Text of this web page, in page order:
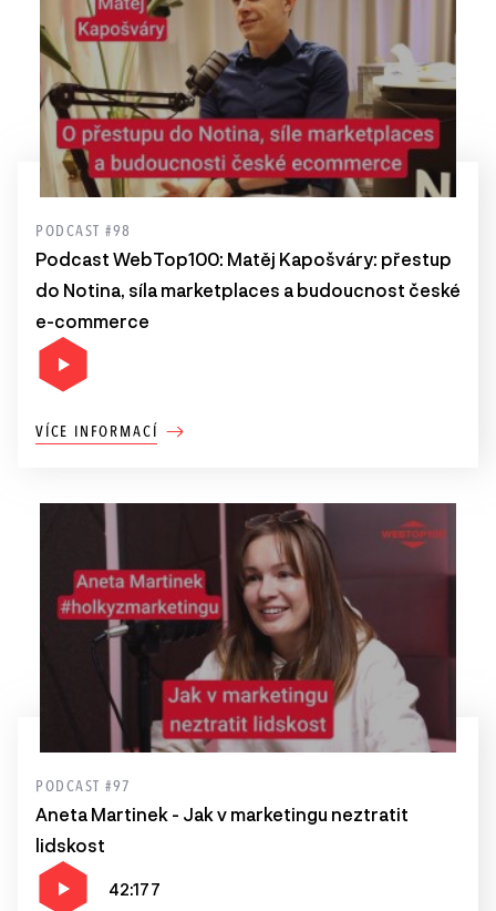
PODCAST #98
Podcast WebTop100: Matěj Kapošváry: přestup
do Notina, síla marketplaces a budoucnost české
e-commerce
VÍCE INFORMACÍ
PODCAST #97
Aneta Martinek - Jak v marketingu neztratit
lidskost
42:177